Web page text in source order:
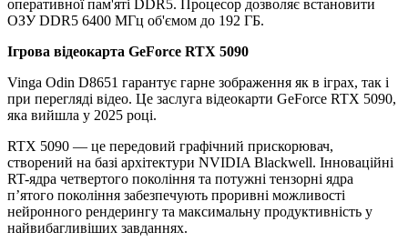
оперативної пам'яті DDR5. Процесор дозволяє встановити
ОЗУ DDR5 6400 МГц об'ємом до 192 ГБ.
Ігрова відеокарта GeForce RTX 5090
Vinga Odin D8651 гарантує гарне зображення як в іграх, так і
при перегляді відео. Це заслуга відеокарти GeForce RTX 5090,
яка вийшла у 2025 році.
RTX 5090 — це передовий графічний прискорювач,
створений на базі архітектури NVIDIA Blackwell. Інноваційні
RT-ядра четвертого покоління та потужні тензорні ядра
п’ятого покоління забезпечують проривні можливості
нейронного рендерингу та максимальну продуктивність у
найвибагливіших завданнях.